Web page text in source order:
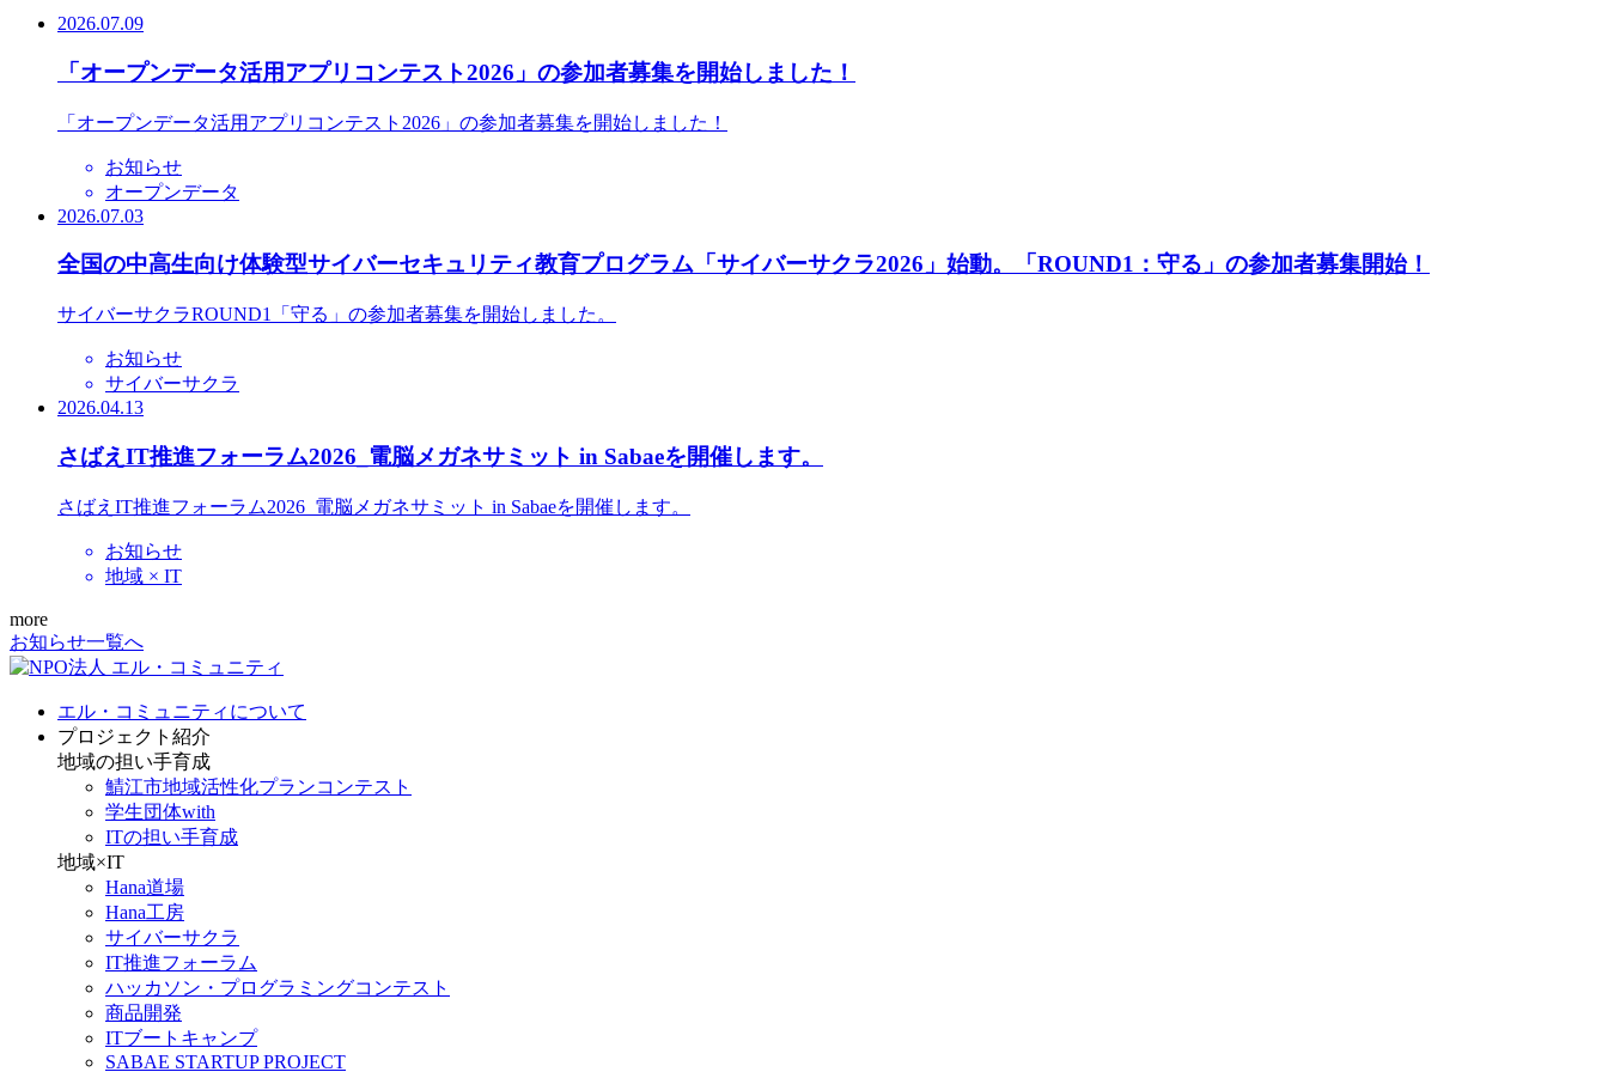
2026.07.09
「オープンデータ活用アプリコンテスト2026」の参加者募集を開始しました！
「オープンデータ活用アプリコンテスト2026」の参加者募集を開始しました！
お知らせ
オープンデータ
2026.07.03
全国の中高生向け体験型サイバーセキュリティ教育プログラム「サイバーサクラ2026」始動。「ROUND1：守る」の参加者募集開始！
サイバーサクラROUND1「守る」の参加者募集を開始しました。
お知らせ
サイバーサクラ
2026.04.13
さばえIT推進フォーラム2026_電脳メガネサミット in Sabaeを開催します。
さばえIT推進フォーラム2026_電脳メガネサミット in Sabaeを開催します。
お知らせ
地域 × IT
more
お知らせ一覧へ
エル・コミュニティについて
プロジェクト紹介
地域の担い手育成
鯖江市地域活性化プランコンテスト
学生団体with
ITの担い手育成
地域×IT
Hana道場
Hana工房
サイバーサクラ
IT推進フォーラム
ハッカソン・プログラミングコンテスト
商品開発
ITブートキャンプ
SABAE STARTUP PROJECT